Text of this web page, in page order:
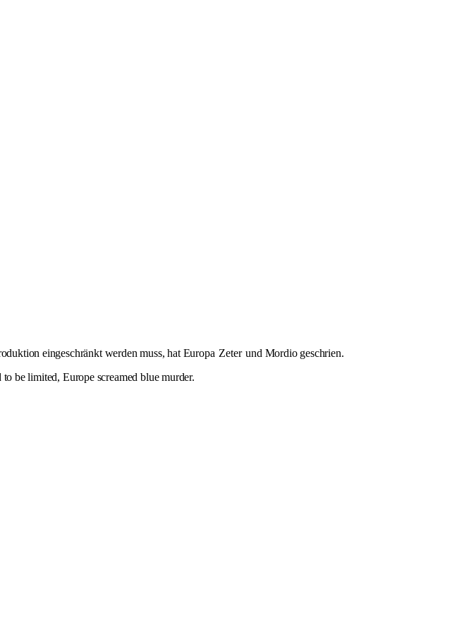
eingeschränkt werden muss, hat Europa Zeter und Mordio geschrien.
be limited, Europe screamed blue murder.